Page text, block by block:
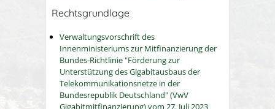
Rechtsgrundlage
Verwaltungsvorschrift des
Innenministeriums zur Mitfinanzierung der
Bundes-Richtlinie "Förderung zur
Unterstützung des Gigabitausbaus der
Telekommunikationsnetze in der
Bundesrepublik Deutschland" (VwV
Gigabitmitfinanzierung) vom 27. Juli 2023